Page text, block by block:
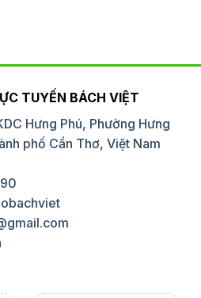
TUYẾN BÁCH VIỆT
Hưng Phú, Phường Hưng
phố Cần Thơ, Việt Nam